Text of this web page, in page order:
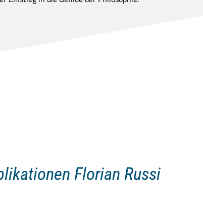
Florian Russi